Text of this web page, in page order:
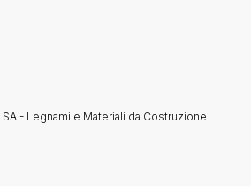
- Legnami e Materiali da Costruzione